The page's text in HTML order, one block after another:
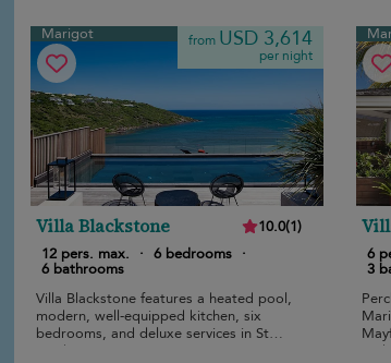
Marigot from USD 3,614
per night
Villa Blackstone 10.0(1)
12 pers. max.
· 6 bedrooms ·
6 bathrooms
Villa Blackstone features a heated pool,
modern, well-equipped kitchen, six
bedrooms, and deluxe services in St
Barth.
6
3